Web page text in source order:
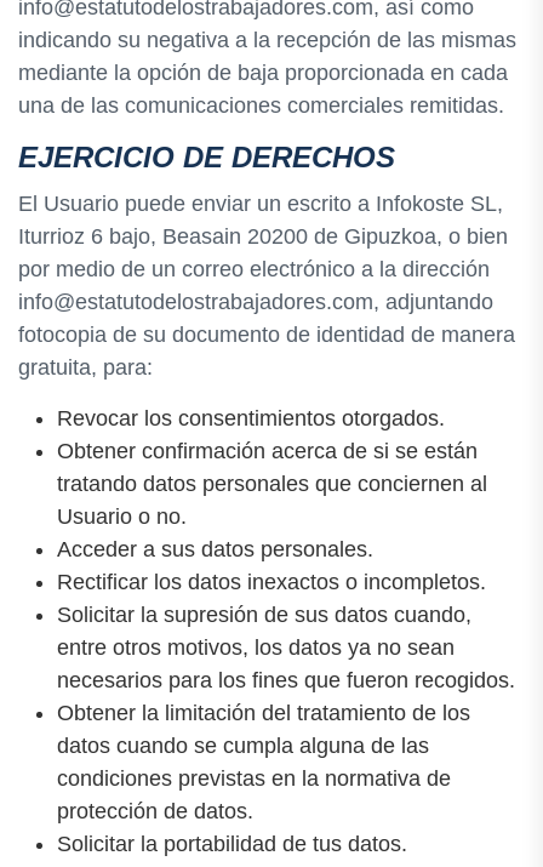
info@estatutodelostrabajadores.com, así como
indicando su negativa a la recepción de las mismas
mediante la opción de baja proporcionada en cada
una de las comunicaciones comerciales remitidas.
EJERCICIO DE DERECHOS
El Usuario puede enviar un escrito a Infokoste SL,
Iturrioz 6 bajo, Beasain 20200 de Gipuzkoa, o bien
por medio de un correo electrónico a la dirección
info@estatutodelostrabajadores.com, adjuntando
fotocopia de su documento de identidad de manera
gratuita, para:
Revocar los consentimientos otorgados.
Obtener confirmación acerca de si se están
tratando datos personales que conciernen al
Usuario o no.
Acceder a sus datos personales.
Rectificar los datos inexactos o incompletos.
Solicitar la supresión de sus datos cuando,
entre otros motivos, los datos ya no sean
necesarios para los fines que fueron recogidos.
Obtener la limitación del tratamiento de los
datos cuando se cumpla alguna de las
condiciones previstas en la normativa de
protección de datos.
Solicitar la portabilidad de tus datos.